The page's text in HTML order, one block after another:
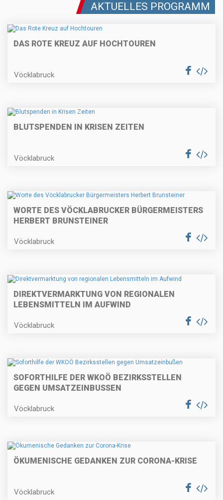
AKTUELLES PROGRAMM
DAS ROTE KREUZ AUF HOCHTOUREN
Vöcklabruck
BLUTSPENDEN IN KRISEN ZEITEN
Vöcklabruck
WORTE DES VÖCKLABRUCKER BÜRGERMEISTERS
HERBERT BRUNSTEINER
Vöcklabruck
DIREKTVERMARKTUNG VON REGIONALEN
LEBENSMITTELN IM AUFWIND
Vöcklabruck
SOFORTHILFE DER WKOÖ BEZIRKSSTELLEN
GEGEN UMSATZEINBUSSEN
Vöcklabruck
ÖKUMENISCHE GEDANKEN ZUR CORONA-KRISE
Vöcklabruck